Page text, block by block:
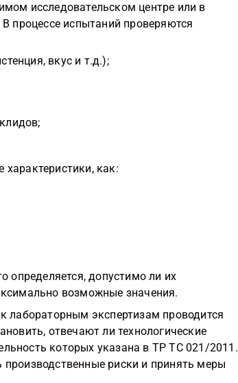
исследовательском центре или в
процессе испытаний проверяются
вкус и т.д.);
как:
определяется, допустимо ли их
возможные значения.
лабораторным экспертизам проводится
отвечают ли технологические
которых указана в ТР ТС 021/2011.
риски и принять меры